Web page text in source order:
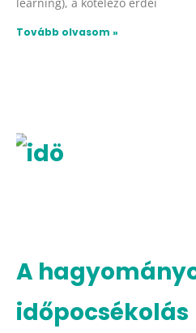
Tovább olvasom »
A
időpocsékolás